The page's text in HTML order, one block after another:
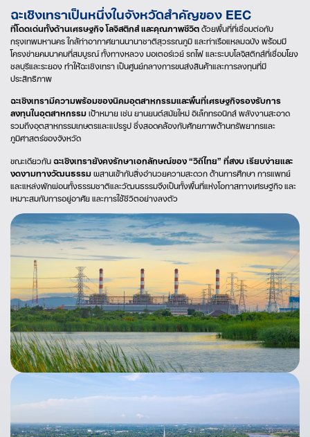
ฉะเชิงเทราเป็นหนึ่งในจังหวัดสำคัญของ EEC
ที่โดดเด่นทั้งด้านเศรษฐกิจ โลจิสติกส์ และคุณภาพชีวิตด้วยพื้นที่ที่เชื่อมต่อกับ
กรุงเทพมหานคร ใกล้ท่าอากาศยานนานาชาติสุวรรณภูมิ และท่าเรือแหลมฉบัง พร้อมมี
โครงข่ายคมนาคมที่สมบูรณ์ ทั้งทางหลวง มอเตอร์เวย์ รถไฟ และระบบโลจิสติกส์ที่เชื่อมโยง
ชลบุรีและระยอง ทำให้ฉะเชิงเทรา เป็นศูนย์กลางการขนส่งสินค้าและการลงทุนที่มี
ประสิทธิภาพ
ฉะเชิงเทรามีความพร้อมของนิคมอุตสาหกรรมและพื้นที่เศรษฐกิจรองรับการ
ลงทุนในอุตสาหกรรมเป้าหมาย เช่น ยานยนต์สมัยใหม่ อิเล็กทรอนิกส์ พลังงานสะอาด
รวมถึงอุตสาหกรรมเกษตรและแปรรูป ซึ่งสอดคล้องกับศักยภาพด้านทรัพยากรและ
ภูมิศาสตร์ของจังหวัด
ขณะเดียวกันฉะเชิงเทรายังคงรักษาเอกลักษณ์ของ “วิถีไทย” ที่สงบเรียบง่ายและ
งดงามทางวัฒนธรรมผสานเข้ากับสิ่งอำนวยความสะดวก ด้านการศึกษา การแพทย์
และแหล่งพักผ่อนทั้งธรรมชาติและวัฒนธรรมจึงเป็นทั้งพื้นที่แห่งโอกาสทางเศรษฐกิจ และ
เหมาะสมกับการอยู่อาศัย และการใช้ชีวิตอย่างลงตัว